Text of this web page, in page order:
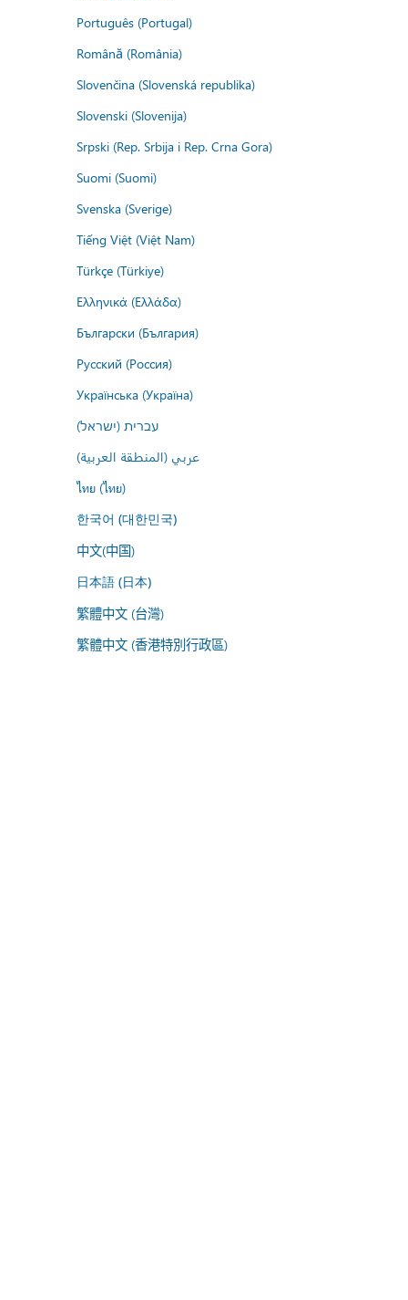
Português (Portugal)
Română (România)
Slovenčina (Slovenská republika)
Slovenski (Slovenija)
Srpski (Rep. Srbija i Rep. Crna Gora)
Suomi (Suomi)
Svenska (Sverige)
Tiếng Việt (Việt Nam)
Türkçe (Türkiye)
Ελληνικά (Ελλάδα)
Български (България)
Русский (Россия)
Українська (Україна)
עברית (ישראל)
عربي (المنطقة العربية)
ไทย (ไทย)
한국어 (대한민국)
中文(中国)
日本語 (日本)
繁體中文 (台灣)
繁體中文 (香港特別行政區)